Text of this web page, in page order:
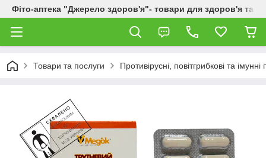
Фіто-аптека "Джерело здоров'я"- товари для здоров'я та
Товари та послуги Противірусні, повітгрибкові та